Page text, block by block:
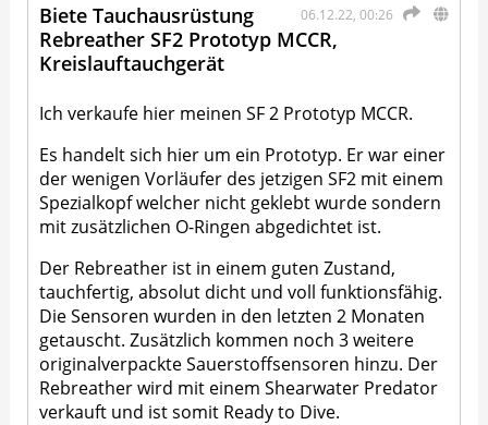
06.12.22, 00:26
Biete Tauchausrüstung
Rebreather SF2 Prototyp MCCR,
Kreislauftauchgerät
Ich verkaufe hier meinen SF 2 Prototyp MCCR.
Es handelt sich hier um ein Prototyp. Er war einer
der wenigen Vorläufer des jetzigen SF2 mit einem
Spezialkopf welcher nicht geklebt wurde sondern
mit zusätzlichen O-Ringen abgedichtet ist.
Der Rebreather ist in einem guten Zustand,
tauchfertig, absolut dicht und voll funktionsfähig.
Die Sensoren wurden in den letzten 2 Monaten
getauscht. Zusätzlich kommen noch 3 weitere
originalverpackte Sauerstoffsensoren hinzu. Der
Rebreather wird mit einem Shearwater Predator
verkauft und ist somit Ready to Dive.